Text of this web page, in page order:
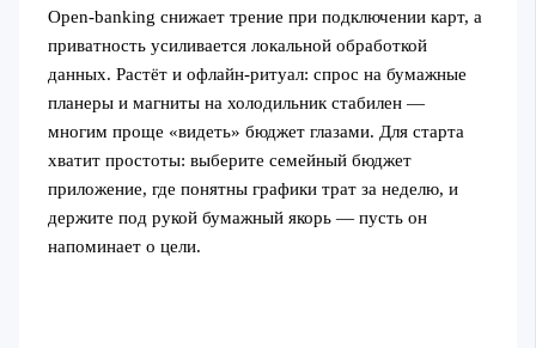
Open‑banking снижает трение при подключении карт, а
приватность усиливается локальной обработкой
данных. Растёт и офлайн‑ритуал: спрос на бумажные
планеры и магниты на холодильник стабилен —
многим проще «видеть» бюджет глазами. Для старта
хватит простоты: выберите семейный бюджет
приложение, где понятны графики трат за неделю, и
держите под рукой бумажный якорь — пусть он
напоминает о цели.